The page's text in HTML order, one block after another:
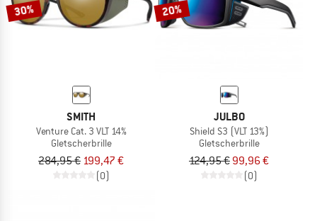
30%
SMITH
Venture Cat. 3 VLT 14%
Gletscherbrille
284,95 € 199,47 €
(0)
20%
JULBO
Shield S3 (VLT 13%)
Gletscherbrille
124,95 € 99,96 €
(0)